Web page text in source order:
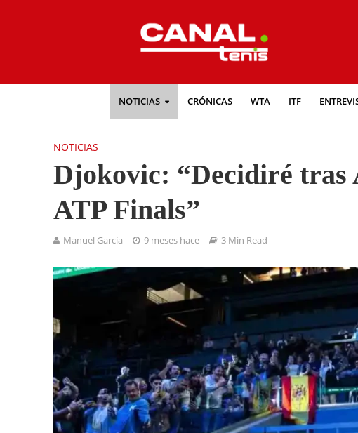
NOTICIAS CRÓNICAS WTA ITF
NOTICIAS
Djokovic: “Decidiré tras
ATP Finals”
Manuel García 9 meses hace 3 Min Read